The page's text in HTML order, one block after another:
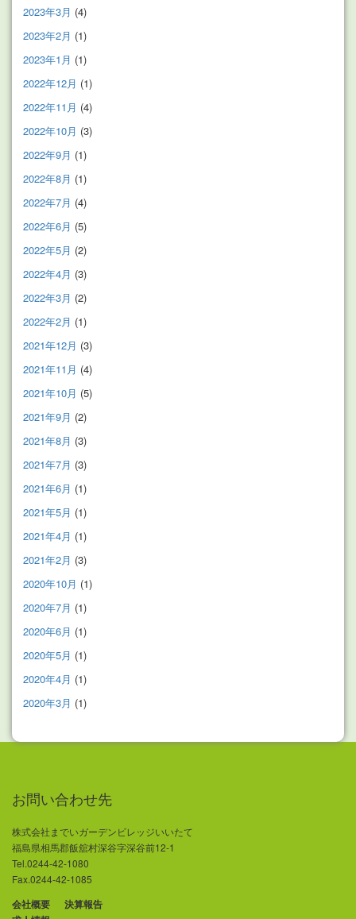
2023年3月 (4)
2023年2月 (1)
2023年1月 (1)
2022年12月 (1)
2022年11月 (4)
2022年10月 (3)
2022年9月 (1)
2022年8月 (1)
2022年7月 (4)
2022年6月 (5)
2022年5月 (2)
2022年4月 (3)
2022年3月 (2)
2022年2月 (1)
2021年12月 (3)
2021年11月 (4)
2021年10月 (5)
2021年9月 (2)
2021年8月 (3)
2021年7月 (3)
2021年6月 (1)
2021年5月 (1)
2021年4月 (1)
2021年2月 (3)
2020年10月 (1)
2020年7月 (1)
2020年6月 (1)
2020年5月 (1)
2020年4月 (1)
2020年3月 (1)
お問い合わせ先
株式会社までいガーデンビレッジいいたて
福島県相馬郡飯舘村深谷字深谷前12-1
Tel.0244-42-1080
Fax.0244-42-1085
会社概要
決算報告